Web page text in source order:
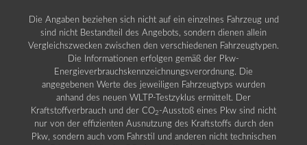
Die Angaben beziehen sich nicht auf ein einzelnes Fahrzeug und
sind nicht Bestandteil des Angebots, sondern dienen allein
Vergleichszwecken zwischen den verschiedenen Fahrzeugtypen.
Die Informationen erfolgen gemäß der Pkw-
Energieverbrauchskennzeichnungsverordnung. Die
angegebenen Werte des jeweiligen Fahrzeugtyps wurden
anhand des neuen WLTP-Testzyklus ermittelt. Der
Kraftstoffverbrauch und der CO2 -Ausstoß eines Pkw sind nicht
nur von der effizienten Ausnutzung des Kraftstoffs durch den
Pkw, sondern auch vom Fahrstil und anderen nicht technischen